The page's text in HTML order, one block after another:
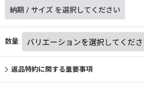
納期 / サイズ を選択してください
数量:
返品特約に関する重要事項